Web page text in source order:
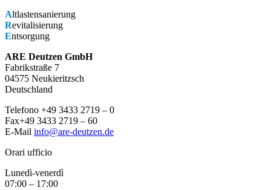
Altlastensanierung
Revitalisierung
Entsorgung
ARE Deutzen GmbH
Fabrikstraße 7
04575 Neukieritzsch
Deutschland
Telefono +49 3433 2719 – 0
Fax+49 3433 2719 – 60
E-Mail info@are-deutzen.de
Orari ufficio
Lunedì-venerdì
07:00 – 17:00